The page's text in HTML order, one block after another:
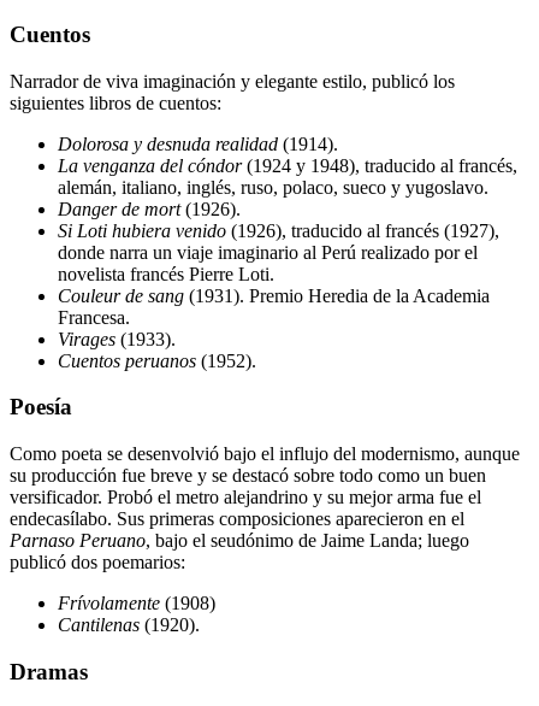
Cuentos
Narrador de viva imaginación y elegante estilo, publicó los
siguientes libros de cuentos:
Dolorosa y desnuda realidad (1914).
La venganza del cóndor(1924 y 1948), traducido al francés,
alemán, italiano, inglés, ruso, polaco, sueco y yugoslavo.
Danger de mort(1926).
Si Loti hubiera venido (1926), traducido al francés (1927),
donde narra un viaje imaginario al Perú realizado por el
novelista francés Pierre Loti.
Couleur de sang (1931). Premio Heredia de la Academia
Francesa.
Virages (1933).
Cuentos peruanos (1952).
Poesía
Como poeta se desenvolvió bajo el influjo del modernismo, aunque
su producción fue breve y se destacó sobre todo como un buen
versificador. Probó el metro alejandrino y su mejor arma fue el
endecasílabo. Sus primeras composiciones aparecieron en el
Parnaso Peruano, bajo el seudónimo de Jaime Landa; luego
publicó dos poemarios:
Frívolamente (1908)
Cantilenas (1920).
Dramas